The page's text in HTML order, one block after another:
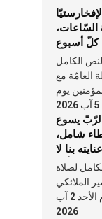
الإفخارستيّا
السّاعات،
أسبوع
يوم، هما
في حياة
الكنيسة
الكامل
العامّة مع
يوم
يسوع
شامل،
بنا لا
عنّا أبدًا
لصلاة
الملائكي
يوم الأحد 2 آب
2026